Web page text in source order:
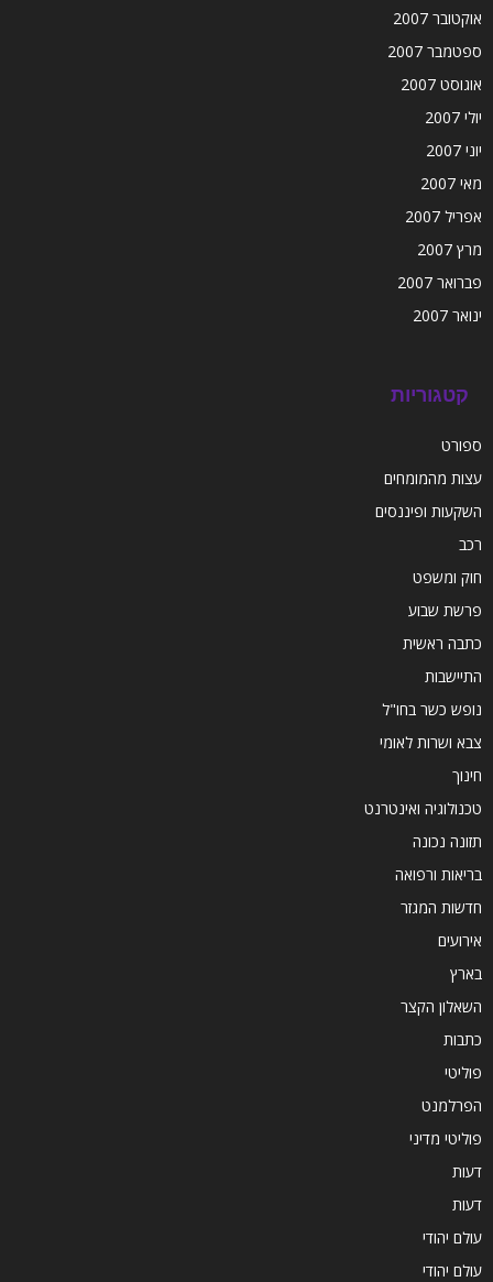
אוקטובר 2007
ספטמבר 2007
אוגוסט 2007
יולי 2007
יוני 2007
מאי 2007
אפריל 2007
מרץ 2007
פברואר 2007
ינואר 2007
קטגוריות
ספורט
עצות מהמומחים
השקעות ופיננסים
רכב
חוק ומשפט
פרשת שבוע
כתבה ראשית
התיישבות
נופש כשר בחו"ל
צבא ושרות לאומי
חינוך
טכנולוגיה ואינטרנט
תזונה נכונה
בריאות ורפואה
חדשות המגזר
אירועים
בארץ
השאלון הקצר
כתבות
פוליטי
הפרלמנט
פוליטי מדיני
דעות
דעות
עולם יהודי
עולם יהודי